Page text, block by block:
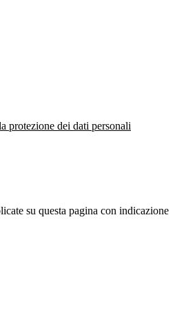
protezione dei dati personali
su questa pagina con indicazione